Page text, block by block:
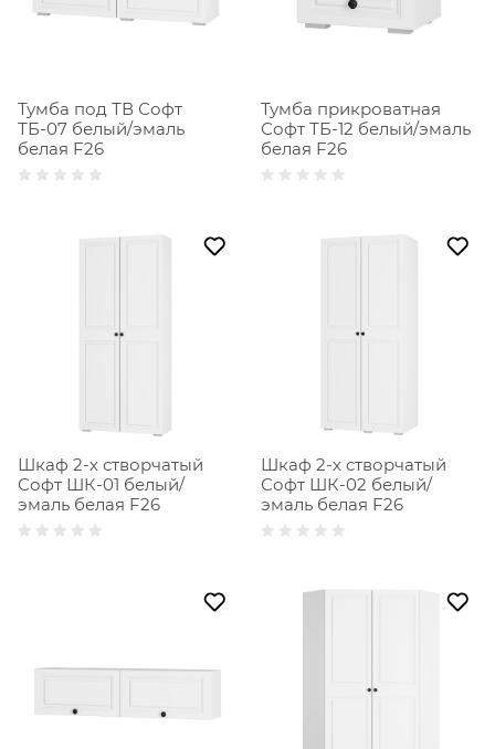
Тумба под ТВ Софт
ТБ-07 белый/эмаль
белая F26
Тумба прикроватная
Софт ТБ-12 белый/эмаль
белая F26
Шкаф 2-х створчатый
Софт ШК-01 белый/
эмаль белая F26
Шкаф 2-х створчатый
Софт ШК-02 белый/
эмаль белая F26